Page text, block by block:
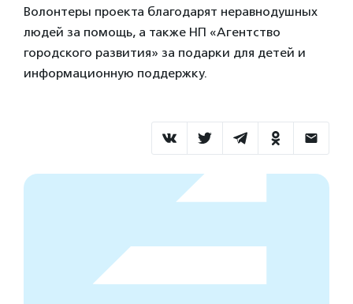
Волонтеры проекта благодарят неравнодушных
людей за помощь, а также НП «Агентство
городского развития» за подарки для детей и
информационную поддержку.